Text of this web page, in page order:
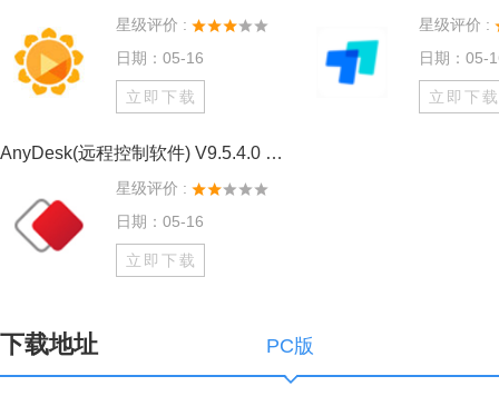
星级评价 :
日期：05-16
立即下载
星级评价 :
日期：05-
立即下载
AnyDesk(远程控制软件) V9.5.4.0 个人版
星级评价 :
日期：05-16
立即下载
下载地址 PC版